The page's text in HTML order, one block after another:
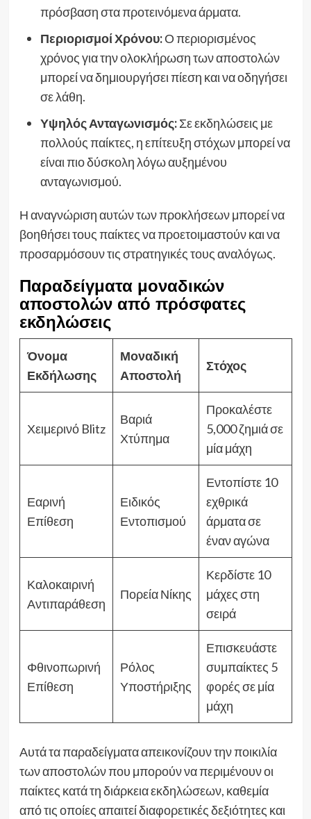
πρόσβαση στα προτεινόμενα άρματα.
Περιορισμοί Χρόνου:Ο περιορισμένος
χρόνος για την ολοκλήρωση των αποστολών
μπορεί να δημιουργήσει πίεση και να οδηγήσει
σε λάθη.
Υψηλός Ανταγωνισμός:Σε εκδηλώσεις με
πολλούς παίκτες, η επίτευξη στόχων μπορεί να
είναι πιο δύσκολη λόγω αυξημένου
ανταγωνισμού.
Η αναγνώριση αυτών των προκλήσεων μπορεί να
βοηθήσει τους παίκτες να προετοιμαστούν και να
προσαρμόσουν τις στρατηγικές τους αναλόγως.
Παραδείγματα μοναδικών
αποστολών από πρόσφατες
εκδηλώσεις
Όνομα
Εκδήλωσης
Μοναδική
Αποστολή
Στόχος
Χειμερινό Blitz
Βαριά
Χτύπημα
Προκαλέστε
5,000 ζημιά σε
μία μάχη
Εαρινή
Επίθεση
Ειδικός
Εντοπισμού
Εντοπίστε 10
εχθρικά
άρματα σε
έναν αγώνα
Καλοκαιρινή
Αντιπαράθεση
Πορεία Νίκης
Κερδίστε 10
μάχες στη
σειρά
Φθινοπωρινή
Επίθεση
Ρόλος
Υποστήριξης
Επισκευάστε
συμπαίκτες 5
φορές σε μία
μάχη
Αυτά τα παραδείγματα απεικονίζουν την ποικιλία
των αποστολών που μπορούν να περιμένουν οι
παίκτες κατά τη διάρκεια εκδηλώσεων, καθεμία
από τις οποίες απαιτεί διαφορετικές δεξιότητες και